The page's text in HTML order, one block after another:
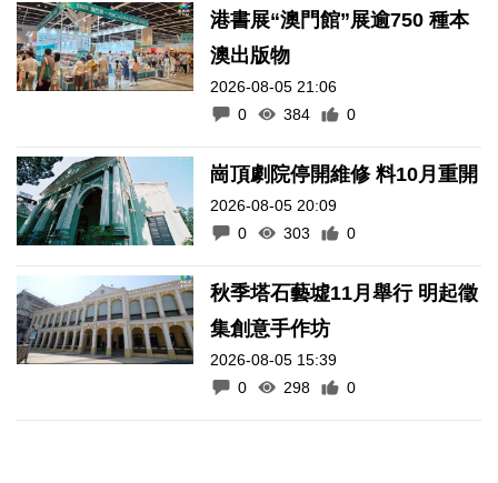
港書展“澳門館”展逾750 種本
澳出版物
2026-08-05 21:06
0
384 0
崗頂劇院停開維修 料10月重開
2026-08-05 20:09
0
303 0
秋季塔石藝墟11月舉行 明起徵
集創意手作坊
2026-08-05 15:39
0
298 0